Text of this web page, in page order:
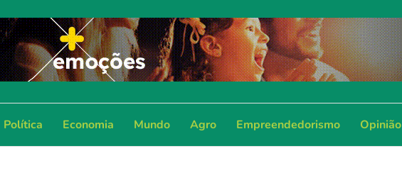
Política Economia Mundo Agro Empreendedorismo Opinião